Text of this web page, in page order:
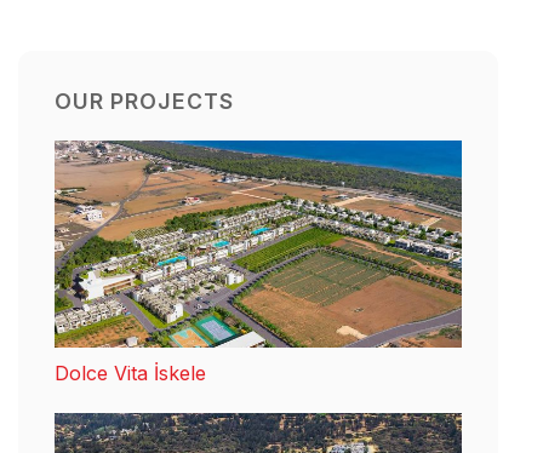
OUR PROJECTS
Dolce Vita İskele